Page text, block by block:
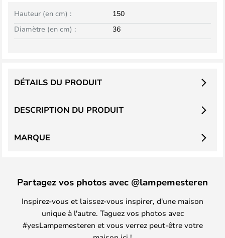
Hauteur (en cm) :
150
Diamètre (en cm) :
36
DESCRIPTION DU PRODUIT
DÉTAILS DU PRODUIT
MARQUE
Partagez vos photos avec @lampemesteren
Inspirez-vous et laissez-vous inspirer, d'une maison
unique à l'autre. Taguez vos photos avec
#yesLampemesteren et vous verrez peut-être votre